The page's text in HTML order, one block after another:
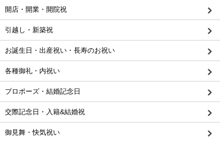
開店・開業・開院祝
引越し・新築祝
お誕生日・出産祝い・長寿のお祝い
各種御礼・内祝い
プロポーズ・結婚記念日
交際記念日・入籍&結婚祝
御見舞・快気祝い